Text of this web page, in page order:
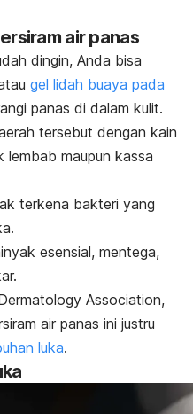
air panas
dingin, Anda bisa
gel lidah buaya pada
panas di dalam kulit.
tersebut dengan kain
lembab maupun kassa
terkena bakteri yang
esensial, mentega,
Association,
air panas ini justru
luka.